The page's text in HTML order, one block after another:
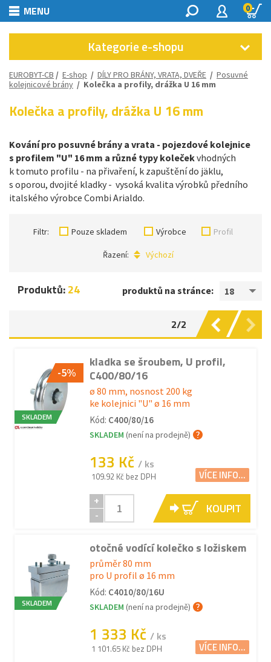
MENU 0
Kategorie e-shopu
EUROBYT-CB / E-shop / DÍLY PRO BRÁNY, VRATA, DVEŘE / Posuvné
kolejnicové brány / Kolečka a profily, drážka U 16 mm
Kolečka a profily, drážka U 16 mm
Kování pro posuvné brány a vrata - pojezdové kolejnice
s profilem "U" 16 mm a různé typy kolečekvhodných
k tomuto profilu - na přivaření, k zapuštění do jäklu,
s oporou, dvojité kladky - vysoká kvalita výrobků předního
italského výrobce Combi Arialdo.
Filtr: Pouze skladem Výrobce Profil
Řazení: Výchozí
produktů na stránce: 18
Produktů:24
2/2
-5%
SKLADEM
kladka se šroubem, U profil,
C400/80/16
ø 80 mm, nosnost 200 kg
ke kolejnici "U" ø 16 mm
Kód: C400/80/16
SKLADEM (není na prodejně)
133 Kč / ks
109.92 Kč bez DPH VÍCE INFO...
+
-
KOUPIT
SKLADEM
otočné vodící kolečko s ložiskem
průměr 80 mm
pro U profil ø 16 mm
Kód: C4010/80/16U
SKLADEM (není na prodejně)
1 333 Kč / ks
1 101.65 Kč bez DPH VÍCE INFO...